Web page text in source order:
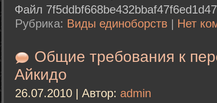
Файл
Рубрика: Виды единоборств | Нет
Общие требования к
Айкидо
26.07.2010 | Автор: admin